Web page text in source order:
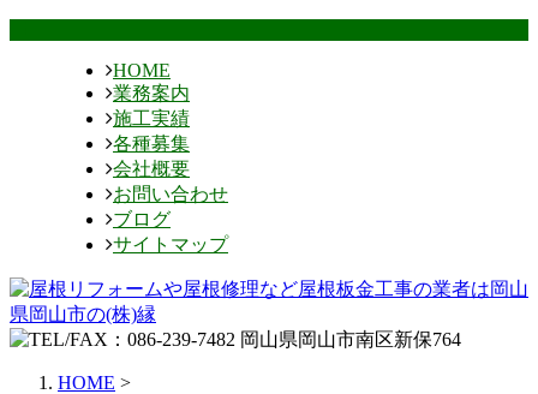
HOME
業務案内
施工実績
各種募集
会社概要
お問い合わせ
ブログ
サイトマップ
HOME >